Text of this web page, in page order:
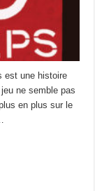
est une histoire
ne semble pas
en plus sur le